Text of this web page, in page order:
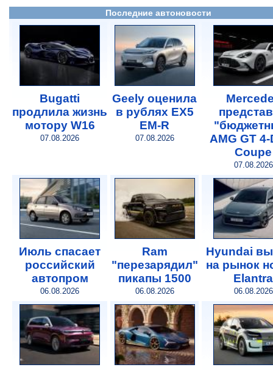
Последние автоновости
Bugatti
продлила жизнь
мотору W16
07.08.2026
Geely оценила
в рублях EX5
EM-R
07.08.2026
AMG GT
Coupe
07.08.2026
Июль спасает
российский
автопром
06.08.2026
Ram
"перезарядил"
пикапы 1500
06.08.2026
Hyundai
на рынок
Elantra
06.08.2026